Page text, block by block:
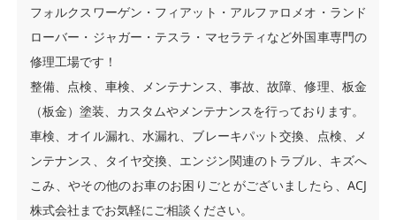
フォルクスワーゲン・フィアット・アルファロメオ・ランド
ローバー・ジャガー・テスラ・マセラティなど外国車専門の
修理工場です！
整備、点検、車検、メンテナンス、事故、故障、修理、板金
（板金）塗装、カスタムやメンテナンスを行っております。
車検、オイル漏れ、水漏れ、ブレーキパット交換、点検、メ
ンテナンス、タイヤ交換、エンジン関連のトラブル、キズへ
こみ、やその他のお車のお困りごとがございましたら、ACJ
株式会社までお気軽にご相談ください。